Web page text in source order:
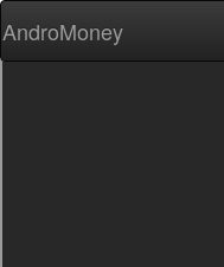
AndroMoney